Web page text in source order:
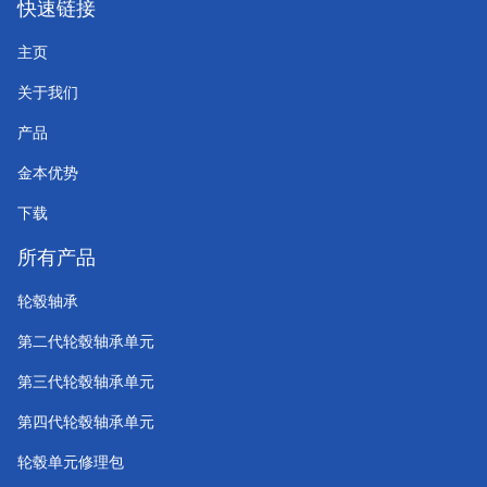
快速链接
主页
关于我们
产品
金本优势
下载
所有产品
轮毂轴承
第二代轮毂轴承单元
第三代轮毂轴承单元
第四代轮毂轴承单元
轮毂单元修理包